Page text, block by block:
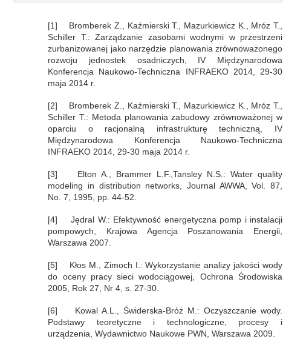
[1] Bromberek Z., Kaźmierski T., Mazurkiewicz K., Mróz T.,
Schiller T.: Zarządzanie zasobami wodnymi w przestrzeni
zurbanizowanej jako narzędzie planowania zrównoważonego
rozwoju jednostek osadniczych, IV Międzynarodowa
Konferencja Naukowo-Techniczna INFRAEKO 2014, 29-30
maja 2014 r.
[2] Bromberek Z., Kaźmierski T., Mazurkiewicz K., Mróz T.,
Schiller T.: Metoda planowania zabudowy zrównoważonej w
oparciu o racjonalną infrastrukturę techniczną, IV
Międzynarodowa Konferencja Naukowo-Techniczna
INFRAEKO 2014, 29-30 maja 2014 r.
[3] Elton A., Brammer L.F.,Tansley N.S.: Water quality
modeling in distribution networks, Journal AWWA, Vol. 87,
No. 7, 1995, pp. 44-52.
[4] Jędral W.: Efektywność energetyczna pomp i instalacji
pompowych, Krajowa Agencja Poszanowania Energii,
Warszawa 2007.
[5] Kłos M., Zimoch I.: Wykorzystanie analizy jakości wody
do oceny pracy sieci wodociągowej, Ochrona Środowiska
2005, Rok 27, Nr 4, s. 27-30.
[6] Kowal A.L., Świderska-Bróż M.: Oczyszczanie wody.
Podstawy teoretyczne i technologiczne, procesy i
urządzenia, Wydawnictwo Naukowe PWN, Warszawa 2009.